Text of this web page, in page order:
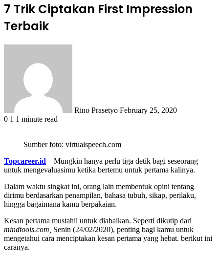
7 Trik Ciptakan First Impression
Terbaik
Rino Prasetyo February 25, 2020
0 1 1 minute read
Sumber foto: virtualspeech.com
Topcareer.id – Mungkin hanya perlu tiga detik bagi seseorang
untuk mengevaluasimu ketika bertemu untuk pertama kalinya.
Dalam waktu singkat ini, orang lain membentuk opini tentang
dirimu berdasarkan penampilan, bahasa tubuh, sikap, perilaku,
hingga bagaimana kamu berpakaian.
Kesan pertama mustahil untuk diabaikan. Seperti dikutip dari
mindtools.com, Senin (24/02/2020), penting bagi kamu untuk
mengetahui cara menciptakan kesan pertama yang hebat. berikut ini
caranya.